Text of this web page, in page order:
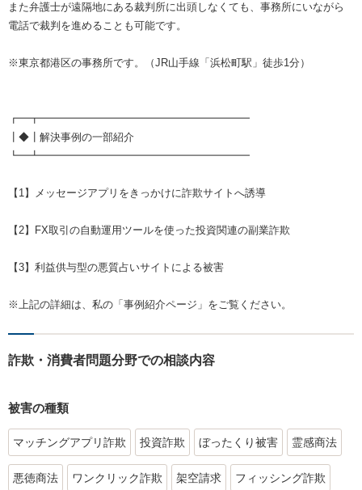
また弁護士が遠隔地にある裁判所に出頭しなくても、事務所にいながら
電話で裁判を進めることも可能です。
※東京都港区の事務所です。（JR山手線「浜松町駅」徒歩1分）
┏━┳━━━━━━━━━━━━━━━━━━━━
┃◆┃解決事例の一部紹介
┗━┻━━━━━━━━━━━━━━━━━━━━
【1】メッセージアプリをきっかけに詐欺サイトへ誘導
【2】FX取引の自動運用ツールを使った投資関連の副業詐欺
【3】利益供与型の悪質占いサイトによる被害
※上記の詳細は、私の「事例紹介ページ」をご覧ください。
詐欺・消費者問題分野での相談内容
被害の種類
マッチングアプリ詐欺 投資詐欺 ぼったくり被害 霊感商法
悪徳商法 ワンクリック詐欺 架空請求 フィッシング詐欺